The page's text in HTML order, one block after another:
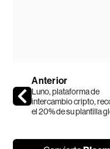
Anterior
Luno, plataforma de
intercambio cripto,
el 20% de su plantilla